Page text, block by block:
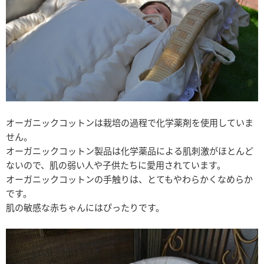
オーガニックコットンは栽培の過程で化学薬剤を使用していま
せん。
オーガニックコットン製品は化学薬品による肌刺激がほとんど
ないので、肌の弱い人や子供たちに愛用されています。
オーガニックコットンの手触りは、とてもやわらかくなめらか
です。
肌の敏感な赤ちゃんにはぴったりです。